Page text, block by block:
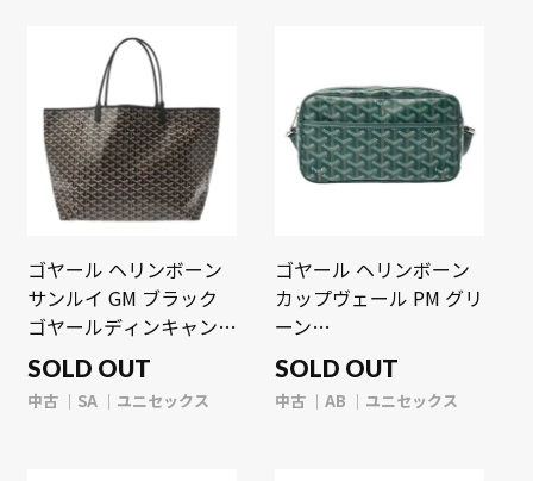
ゴヤール ヘリンボーン
サンルイ GM ブラック
ゴヤールディンキャンバ
ス/シュヴロッシュカー
フ ユニセックス バッグ
【中古】【bag】
SOLD OUT
中古 SA ユニセックス
ゴヤール ヘリンボーン
カップヴェール PM グリ
ーン
CAPVE2PMLTY09CL09P
ゴヤールディンキャンバ
ス/セルヴォンカーフ ユ
SOLD OUT
中古 AB ユニセックス